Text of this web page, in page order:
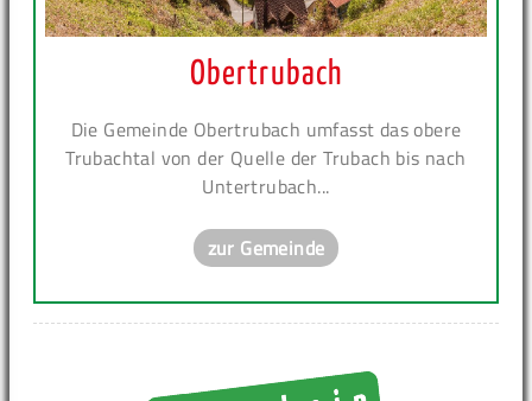
Obertrubach
Die Gemeinde Obertrubach umfasst das obere
Trubachtal von der Quelle der Trubach bis nach
Untertrubach...
zur Gemeinde